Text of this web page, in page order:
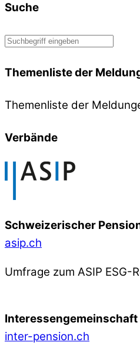
Suche
Themenliste der
Themenliste der
Verbände
Schweizerischer
asip.ch
Umfrage zum ASIP
inter-pension.ch